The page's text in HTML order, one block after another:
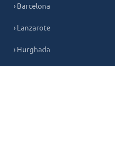
› Barcelona
› Lanzarote
› Hurghada